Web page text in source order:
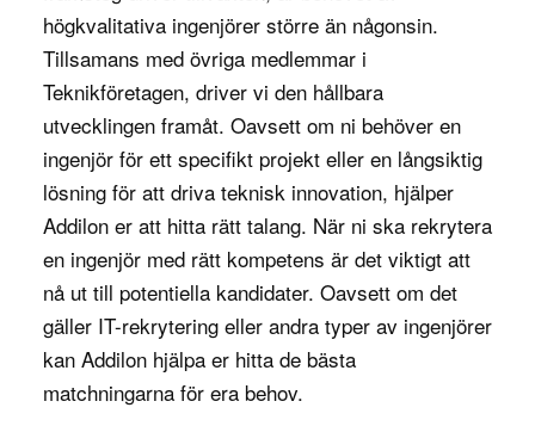
konstruktioner kommer att fungera under olika
förhållanden, såsom höga belastningar,
temperaturer eller rörelser. Genom att justera
designen efter resultaten kan de säkerställa att
produkterna är hållbara, effektiva och uppfyller
alla krav på säkerhet och prestanda.
Mekanikkonstruktörer arbetar även nära andra
avdelningar som produktion och inköp för att
säkerställa att deras designlösningar kan
tillverkas effektivt och kostnadseffektivt. De deltar
i projekt från konceptfasen till färdig produkt och
säkerställer att den mekaniska designen är
högkvalitativa ingenjörer större än någonsin.
Tillsamans med övriga medlemmar i
Teknikföretagen, driver vi den hållbara
utvecklingen framåt. Oavsett om ni behöver en
ingenjör för ett specifikt projekt eller en långsiktig
lösning för att driva teknisk innovation, hjälper
Addilon er att hitta rätt talang. När ni ska rekrytera
en ingenjör med rätt kompetens är det viktigt att
nå ut till potentiella kandidater. Oavsett om det
gäller IT-rekrytering eller andra typer av ingenjörer
kan Addilon hjälpa er hitta de bästa
matchningarna för era behov.